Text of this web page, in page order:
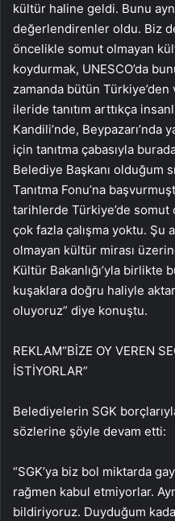
kültür haline geldi. Bunu
değerlendirenler oldu. Biz
öncelikle somut olmayan
koydurmak, UNESCO’da
zamanda bütün
ileride tanıtım arttıkça
Kandili’nde,
için tanıtma çabasıyla
Belediye Başkanı olduğum
Tanıtma Fonu’na
tarihlerde Türkiye’de
çok fazla çalışma yoktu. Şu
olmayan kültür mirası
Kültür Bakanlığı’yla birlikte
kuşaklara doğru haliyle
oluyoruz” diye konuştu.
REKLAM“BİZE OY VEREN
İSTİYORLAR”
Belediyelerin SGK
sözlerine şöyle devam etti:
“SGK’ya biz bol miktarda
rağmen kabul etmiyorlar.
bildiriyoruz. Duyduğum